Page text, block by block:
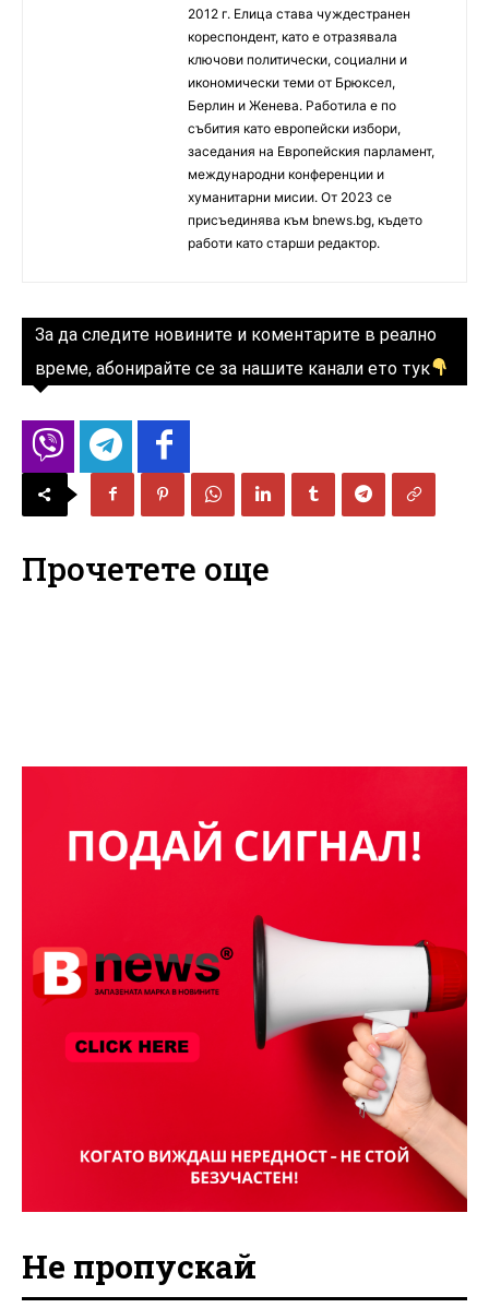
2012 г. Елица става чуждестранен
кореспондент, като е отразявала
ключови политически, социални и
икономически теми от Брюксел,
Берлин и Женева. Работила е по
събития като европейски избори,
заседания на Европейския парламент,
международни конференции и
хуманитарни мисии. От 2023 се
присъединява към bnews.bg, където
работи като старши редактор.
За да следите новините и коментарите в реално
време, абонирайте се за нашите канали ето тук
Прочетете още
Не пропускай